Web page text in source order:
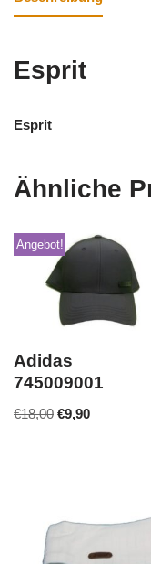
Esprit
Esprit
Ähnliche
Angebot!
Adidas
745009001
€18,00 €9,90